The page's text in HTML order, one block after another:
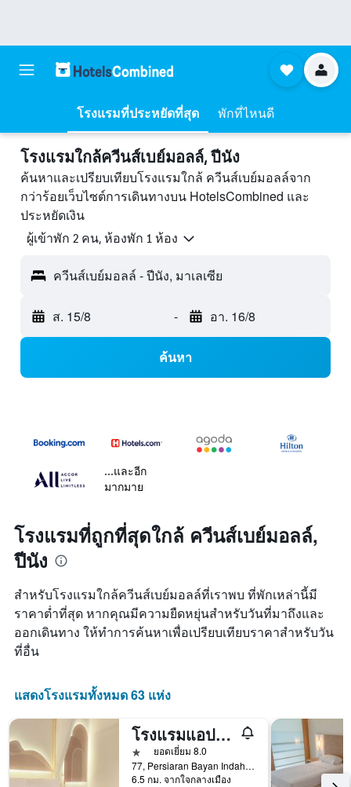
โรงแรมที่ประหยัดที่สุด พักที่ไหนดี
โรงแรมใกล้ควีนส์เบย์มอลล์, ปีนัง
ค้นหาและเปรียบเทียบโรงแรมใกล้ ควีนส์เบย์มอลล์จาก
กว่าร้อยเว็บไซต์การเดินทางบน HotelsCombined และ
ประหยัดเงิน
ผู้เข้าพัก 2 คน, ห้องพัก 1 ห้อง
ควีนส์เบย์มอลล์ - ปีนัง, มาเลเซีย
ส. 15/8 - อา. 16/8
ค้นหา
...และอีก
มากมาย
โรงแรมที่ถูกที่สุดใกล้ ควีนส์เบย์มอลล์,
ปีนัง
สำหรับโรงแรมใกล้ควีนส์เบย์มอลล์ที่เราพบ ที่พักเหล่านี้มี
ราคาต่ำที่สุด หากคุณมีความยืดหยุ่นสำหรับวันที่มาถึงและ
ออกเดินทาง ให้ทำการค้นหาเพื่อเปรียบเทียบราคาสำหรับวัน
ที่อื่น
แสดงโรงแรมทั้งหมด 63 แห่ง
โรงแรมแอปเปิ้ล 1 ควีนส์เบย์
1 ดาวยอดเยี่ยม 8.0
77, Persiaran Bayan Indah, Bayan Lepas, Penang, บายันเลปาส, มาเลเซีย
6.5 กม. จากใจกลางเมือง